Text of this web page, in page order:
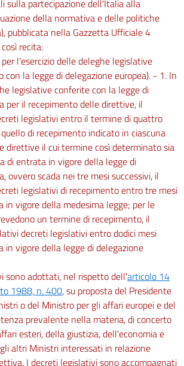
sulla partecipazione dell'Italia alla
della normativa e delle politiche
pubblicata nella Gazzetta Ufficiale 4
recita:
l'esercizio delle deleghe legislative
con la legge di delegazione europea). - 1. In
legislative conferite con la legge di
per il recepimento delle direttive, il
legislativi entro il termine di quattro
di recepimento indicato in ciascuna
direttive il cui termine così determinato sia
di entrata in vigore della legge di
ovvero scada nei tre mesi successivi, il
legislativi di recepimento entro tre mesi
vigore della medesima legge; per le
un termine di recepimento, il
decreti legislativi entro dodici mesi
vigore della legge di delegazione
sono adottati, nel rispetto dell'articolo 14
1988, n. 400, su proposta del Presidente
o del Ministro per gli affari europei e del
prevalente nella materia, di concerto
esteri, della giustizia, dell'economia e
altri Ministri interessati in relazione
I decreti legislativi sono accompagnati